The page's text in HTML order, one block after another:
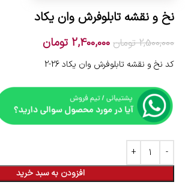
نخ و نقشه تابلوفرش وان یکاد
2,500,000 تومان 2,400,000 تومان
کد نخ و نقشه تابلوفرش وان یکاد 26-2
افزودن به سبد خرید